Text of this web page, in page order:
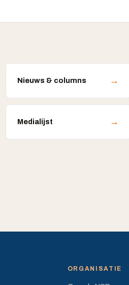
Nieuws & columns →
Medialijst →
ORGANISATIE